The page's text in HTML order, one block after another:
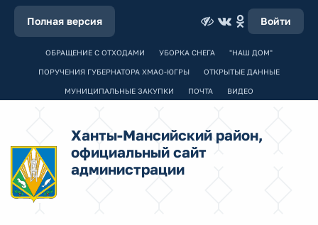
Полная версия Войти
ОБРАЩЕНИЕ С ОТХОДАМИ УБОРКА СНЕГА "НАШ ДОМ"
ПОРУЧЕНИЯ ГУБЕРНАТОРА ХМАО-ЮГРЫ ОТКРЫТЫЕ ДАННЫЕ
МУНИЦИПАЛЬНЫЕ ЗАКУПКИ ПОЧТА ВИДЕО
Ханты-Мансийский район,
официальный сайт
администрации